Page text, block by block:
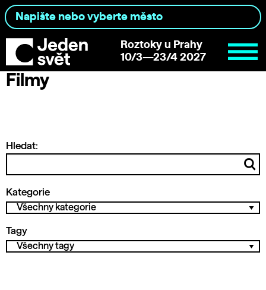
Roztoky u Prahy
10/3—23/4 2027
Filmy
Hledat:
Kategorie
Tagy